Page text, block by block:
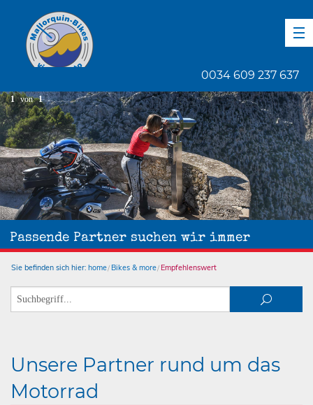
0034 609 237 637
Passende Partner suchen wir immer
1 von 1
Sie befinden sich hier: home Bikes & more Empfehlenswert
Unsere Partner rund um das
Motorrad